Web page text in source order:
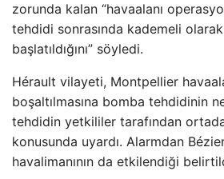
zorunda kalan “havaalanı
tehdidi sonrasında kademeli
başlatıldığını” söyledi.
Hérault vilayeti, Montpellier
boşaltılmasına bomba tehdidinin
tehdidin yetkililer tarafından
konusunda uyardı. Alarmdan
havalimanının da etkilendiği